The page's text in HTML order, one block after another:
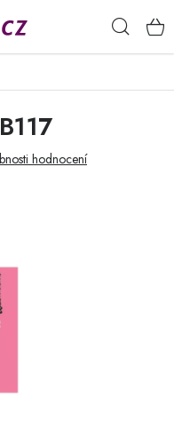
hodnocení